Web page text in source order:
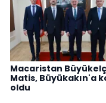
Macaristan
Matis, Büyükakın'a
oldu